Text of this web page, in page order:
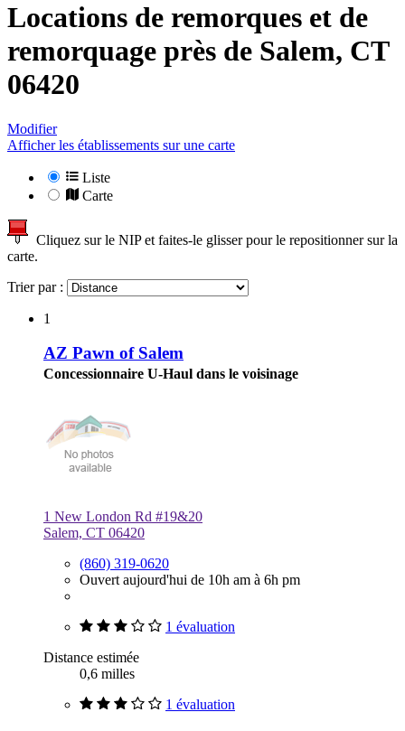
Locations de remorques et de
remorquage près de Salem, CT
06420
Modifier
Afficher les établissements sur une carte
Liste
Carte
Cliquez sur le NIP et faites-le glisser pour le repositionner sur la
carte.
Trier par :
1
AZ Pawn of Salem
Concessionnaire U-Haul dans le voisinage
1 New London Rd #19&20
Salem, CT 06420
(860) 319-0620
Ouvert aujourd'hui de 10h am à 6h pm
1 évaluation
Distance estimée
0,6 milles
1 évaluation